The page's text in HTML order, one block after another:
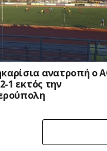
ανατροπή ο
1 εκτός την